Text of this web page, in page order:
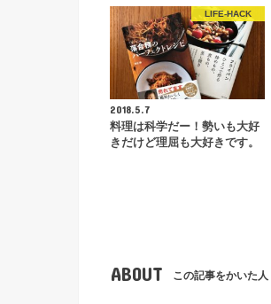
LIFE-HACK
2018.5.7
料理は科学だー！勢いも大好
きだけど理屈も大好きです。
ABOUT この記事をかいた人